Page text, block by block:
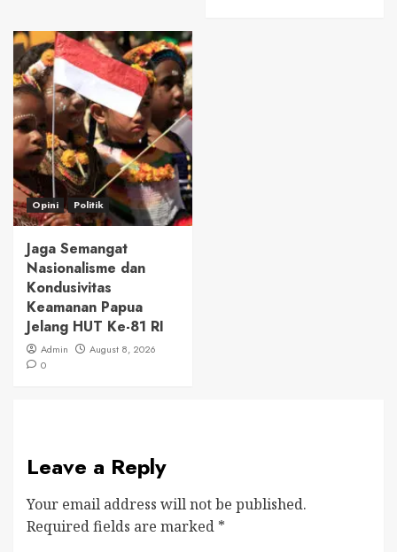
Opini Politik
Jaga Semangat
Nasionalisme dan
Kondusivitas
Keamanan Papua
Jelang HUT Ke-81 RI
Admin
August 8, 2026
0
Leave a Reply
Your email address will not be published.
Required fields are marked *